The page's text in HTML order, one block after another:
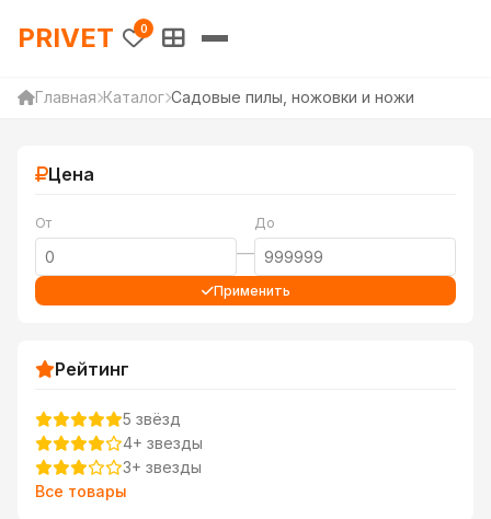
PRIVET — Каталог товаров
PRIVET 0
Главная Каталог Садовые пилы, ножовки и ножи
Цена
От
—
До
Применить
Рейтинг
5 звёзд
4+ звезды
3+ звезды
Все товары